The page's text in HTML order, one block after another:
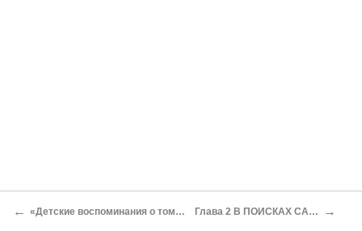
← «Детские воспоминания о том, чего не было» Глава 2 В ПОИСКАХ САМОГО СЕБЯ →